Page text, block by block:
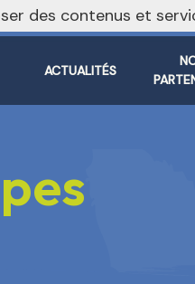
Vers le site
ACTUALITÉS
des contenus et